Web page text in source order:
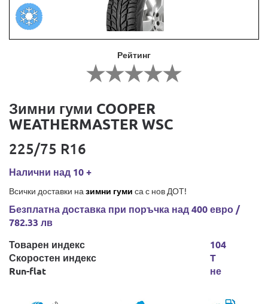
Рейтинг
Зимни гуми COOPER
WEATHERMASTER WSC
225/75 R16
Налични над 10 +
Всички доставки на зимни гуми са с нов ДОТ!
Безплатна доставка при поръчка над 400 евро /
782.33 лв
Товарен индекс
Скоростен индекс
Run-flat
104
T
не